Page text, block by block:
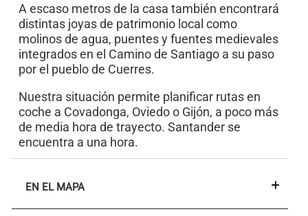
A escaso metros de la casa también encontrará
distintas joyas de patrimonio local como
molinos de agua, puentes y fuentes medievales
integrados en el Camino de Santiago a su paso
por el pueblo de Cuerres.
Nuestra situación permite planificar rutas en
coche a Covadonga, Oviedo o Gijón, a poco más
de media hora de trayecto. Santander se
encuentra a una hora.
EN EL MAPA